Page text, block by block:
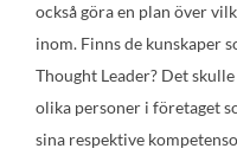
också göra en plan över
inom. Finns de kunskaper
Thought Leader? Det
olika personer i företaget
sina respektive